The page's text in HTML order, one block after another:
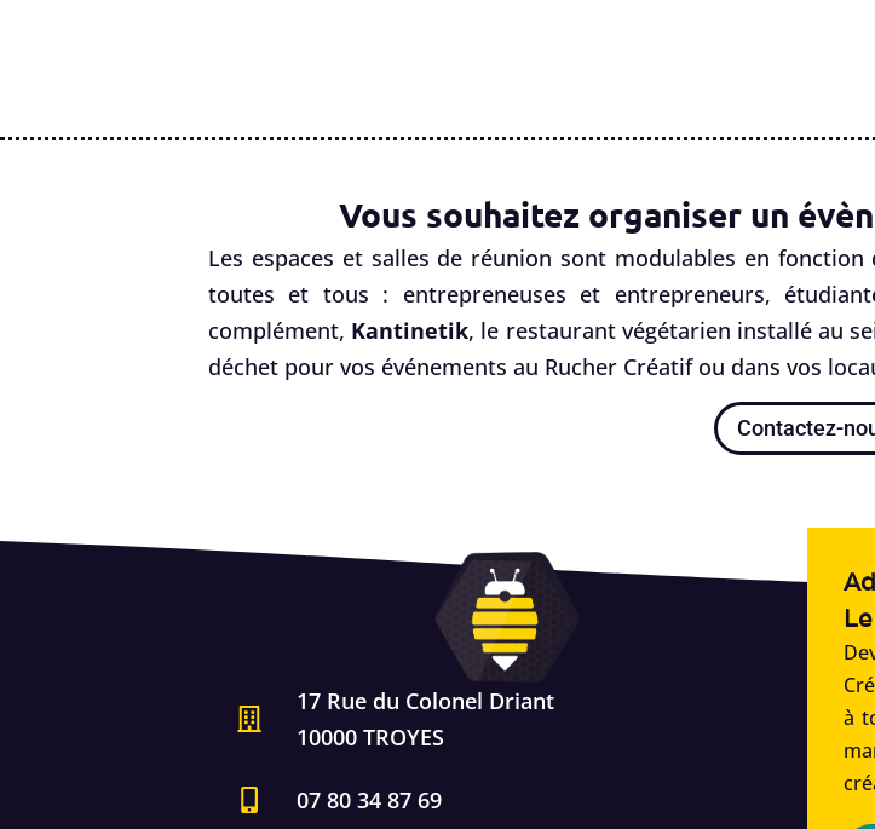
Vous souhaitez organiser un
Les espaces et salles de réunion sont modulables en
toutes et tous : entrepreneuses et entrepreneurs,
complément, Kantinetik, le restaurant végétarien installé au
déchet pour vos événements au Rucher Créatif ou dans vos
Contactez-
17 Rue du Colonel Driant
10000 TROYES
07 80 34 87 69
à